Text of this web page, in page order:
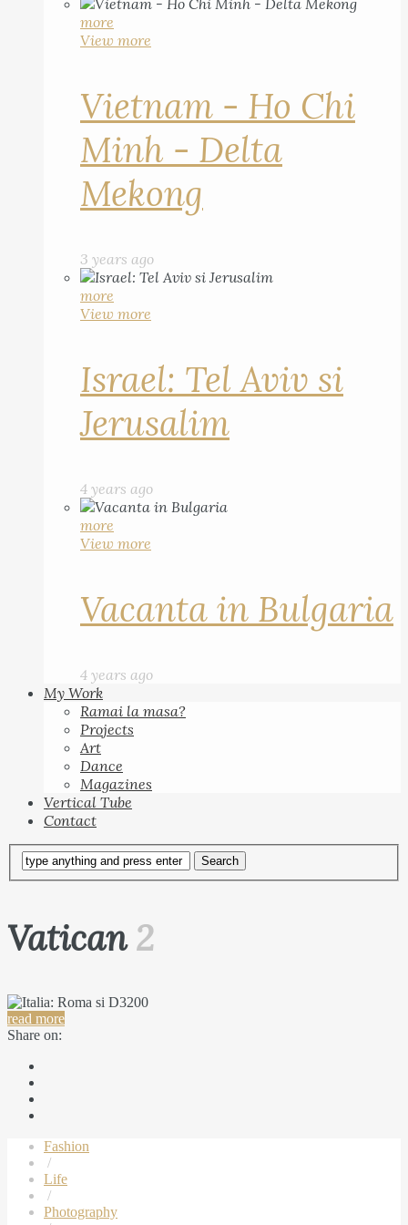
more
View more
Vietnam - Ho Chi
Minh - Delta
Mekong
3 years ago
more
View more
Israel: Tel Aviv si
Jerusalim
4 years ago
more
View more
Vacanta in Bulgaria
4 years ago
My Work
Ramai la masa?
Projects
Art
Dance
Magazines
Vertical Tube
Contact
Vatican2
read more
Share on:
Fashion
/
Life
/
Photography